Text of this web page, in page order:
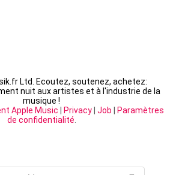
Ltd. Ecoutez, soutenez, achetez:
nuit aux artistes et à l'industrie de la
musique !
Apple Music Privacy| Job
Paramètres
de confidentialité